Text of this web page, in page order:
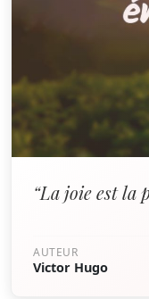
“La joie est la
AUTEUR
Victor Hugo